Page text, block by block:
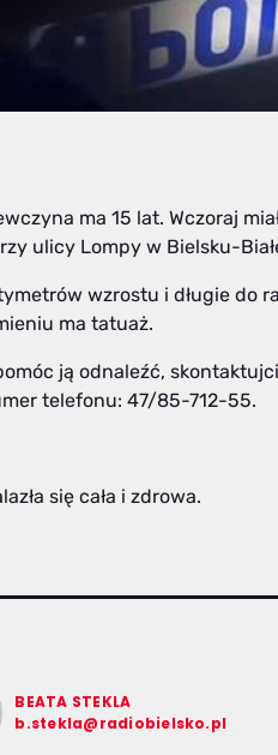
ma 15 lat. Wczoraj
ulicy Lompy w Bielsku-
wzrostu i długie do
ma tatuaż.
ją odnaleźć,
telefonu: 47/85-712-55.
się cała i zdrowa.
BEATA STEKLA
b.stekla@radiobielsko.pl